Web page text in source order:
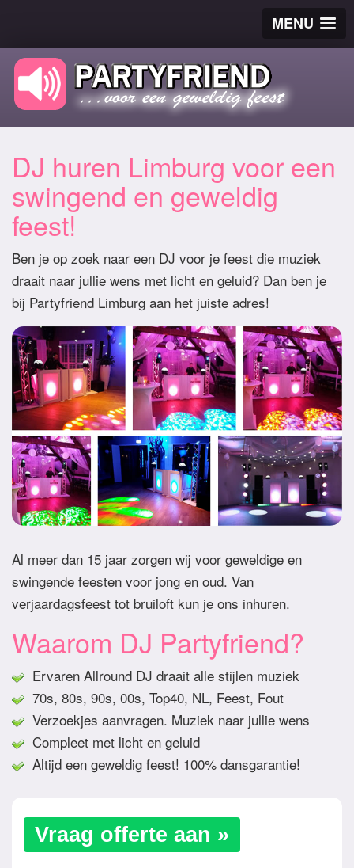
MENU
DJ huren Limburg voor een
swingend en geweldig
feest!
Ben je op zoek naar een DJ voor je feest die muziek
draait naar jullie wens met licht en geluid? Dan ben je
bij Partyfriend Limburg aan het juiste adres!
Al meer dan 15 jaar zorgen wij voor geweldige en
swingende feesten voor jong en oud. Van
verjaardagsfeest tot bruiloft kun je ons inhuren.
Waarom DJ Partyfriend?
Ervaren Allround DJ draait alle stijlen muziek
70s, 80s, 90s, 00s, Top40, NL, Feest, Fout
Verzoekjes aanvragen. Muziek naar jullie wens
Compleet met licht en geluid
Altijd een geweldig feest! 100% dansgarantie!
Vraag offerte aan »